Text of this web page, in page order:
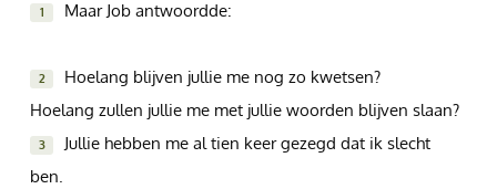
Giften via PayPal
1 Maar Job antwoordde:
2
Hoelang blijven jullie me nog zo kwetsen?
Hoelang zullen jullie me met jullie woorden blijven slaan?
3
Jullie hebben me al tien keer gezegd dat ik slecht
ben.